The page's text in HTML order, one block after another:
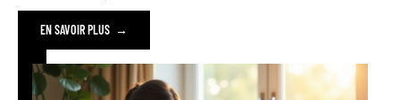
EN SAVOIR PLUS